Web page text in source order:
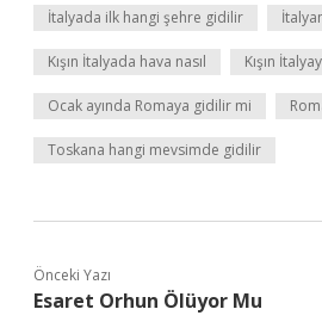
İtalyada ilk hangi şehre gidilir
Kışın İtalyada hava nasıl Kışın
Ocak ayında Romaya gidilir mi
Toskana hangi mevsimde gidilir
Önceki Yazı
Esaret Orhun Ölüyor Mu